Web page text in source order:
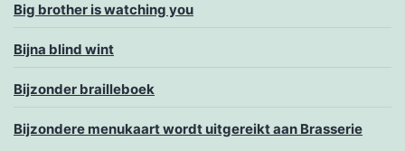
Big brother is watching you
Bijna blind wint
Bijzonder brailleboek
Bijzondere menukaart wordt uitgereikt aan Brasserie